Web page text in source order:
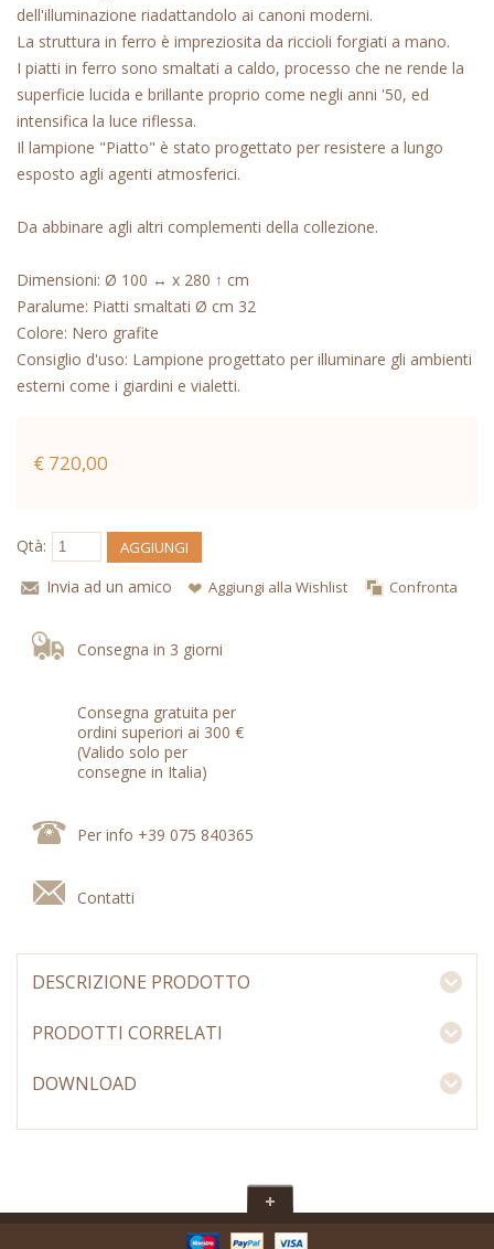
dell'illuminazione riadattandolo ai canoni moderni.
La struttura in ferro è impreziosita da riccioli forgiati a mano.
I piatti in ferro sono smaltati a caldo, processo che ne rende la
superficie lucida e brillante proprio come negli anni '50, ed
intensifica la luce riflessa.
Il lampione "Piatto" è stato progettato per resistere a lungo
esposto agli agenti atmosferici.
Da abbinare agli altri complementi della collezione.
Dimensioni: Ø 100 ↔ x 280 ↑ cm
Paralume: Piatti smaltati Ø cm 32
Colore: Nero grafite
Consiglio d'uso: Lampione progettato per illuminare gli ambienti
esterni come i giardini e vialetti.
€ 720,00
Qtà: AGGIUNGI
Invia ad un amico Aggiungi alla Wishlist Confronta
Consegna in 3 giorni
Consegna gratuita per
ordini superiori ai 300 €
(Valido solo per
consegne in Italia)
Per info +39 075 840365
Contatti
DESCRIZIONE PRODOTTO
PRODOTTI CORRELATI
DOWNLOAD